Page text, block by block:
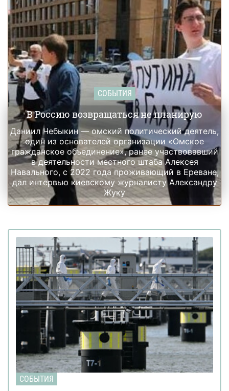
СОБЫТИЯ
В Россию возвращаться не планирую
Даниил Чебыкин — омский политический деятель,
один из основателей организации «Омское
гражданское объединение», ранее участвовавший
в деятельности местного штаба Алексея
Навального, с 2022 года проживающий в Ереване,
дал интервью киевскому журналисту Александру
Жуку
СОБЫТИЯ